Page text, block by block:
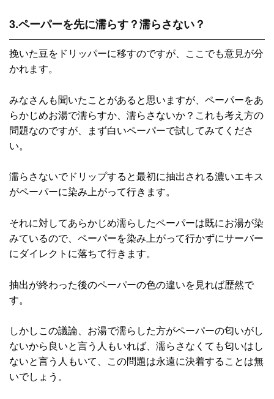
3.ペーパーを先に濡らす？濡らさない？
挽いた豆をドリッパーに移すのですが、ここでも意見が分
かれます。
みなさんも聞いたことがあると思いますが、ペーパーをあ
らかじめお湯で濡らすか、濡らさないか？これも考え方の
問題なのですが、まず白いペーパーで試してみてくださ
い。
濡らさないでドリップすると最初に抽出される濃いエキス
がペーパーに染み上がって行きます。
それに対してあらかじめ濡らしたペーパーは既にお湯が染
みているので、ペーパーを染み上がって行かずにサーバー
にダイレクトに落ちて行きます。
抽出が終わった後のペーパーの色の違いを見れば歴然で
す。
しかしこの議論、お湯で濡らした方がペーパーの匂いがし
ないから良いと言う人もいれば、濡らさなくても匂いはし
ないと言う人もいて、この問題は永遠に決着することは無
いでしょう。